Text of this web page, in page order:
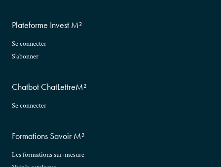
Plateforme Invest M²
Se connecter
S’abonner
Chatbot ChatLettreM²
Se connecter
Formations Savoir M²
Les formations sur-mesure